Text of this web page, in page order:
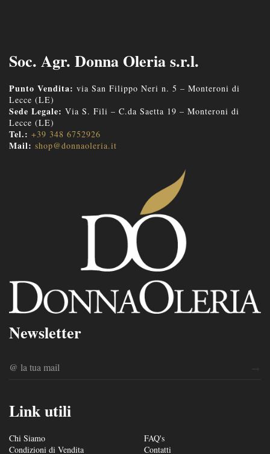
Soc. Agr. Donna Oleria s.r.l.
Punto Vendita: via San Filippo Neri n. 5 – Monteroni di
Lecce (LE)
Sede Legale: Via S. Fili – C.da Saetta 19 – Monteroni di
Lecce (LE)
Tel.: +39 348 6752926
Mail: shop@donnaoleria.it
Newsletter
Link utili
Chi Siamo
Condizioni di Vendita
FAQ's
Contatti